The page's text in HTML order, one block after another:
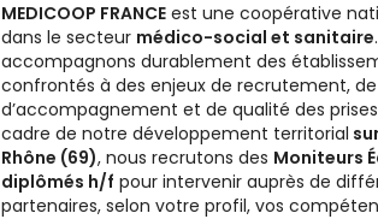
MEDICOOP FRANCE est une coopérative
dans le secteur médico-social et sanitaire
accompagnons durablement des
confrontés à des enjeux de recrutement,
d’accompagnement et de qualité des
cadre de notre développement territorial
Rhône (69), nous recrutons des Moniteurs
diplômés h/f pour intervenir auprès de
partenaires, selon votre profil, vos